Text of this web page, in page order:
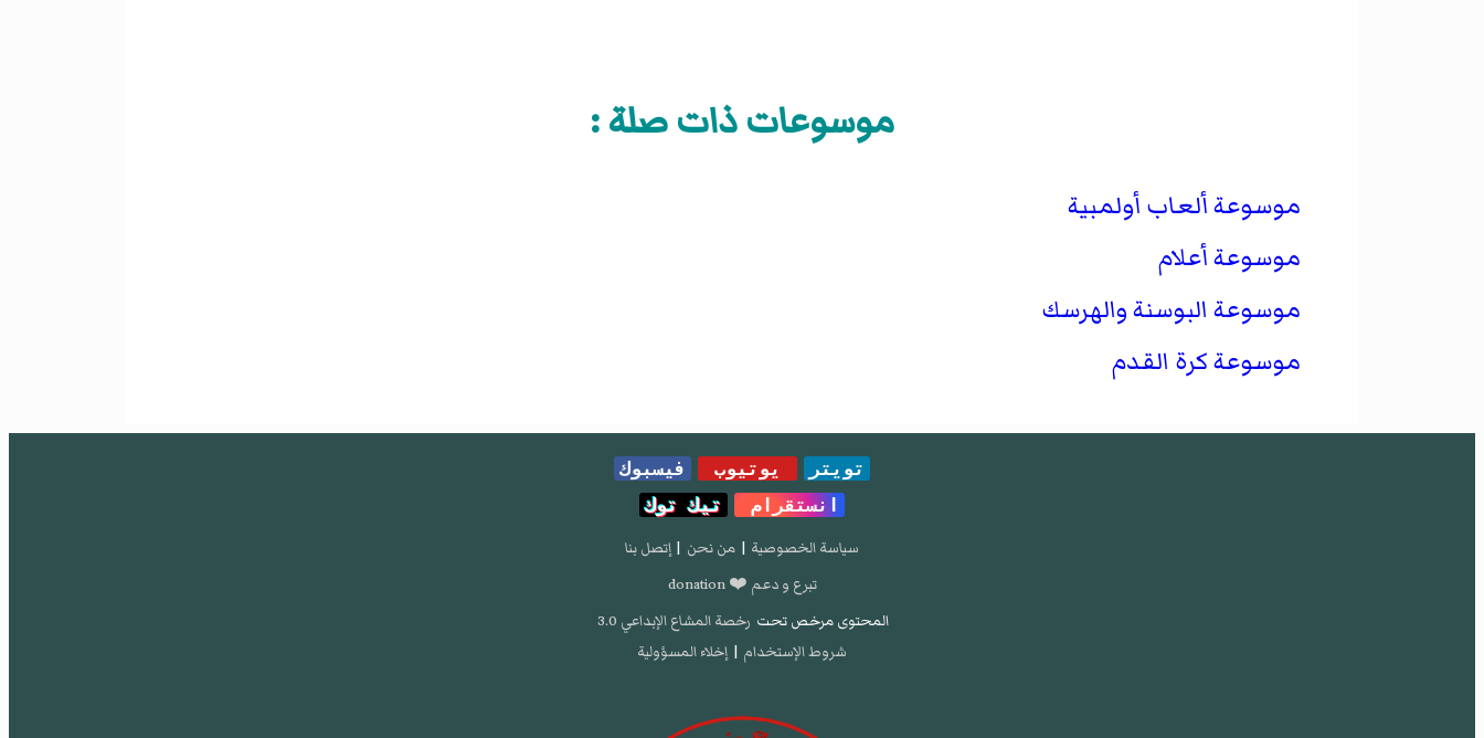
موسوعات ذات صلة :
موسوعة ألعاب أولمبية
موسوعة أعلام
موسوعة البوسنة والهرسك
موسوعة كرة القدم
تويتر يوتيوب
فيسبوك
انستقرام
تيك توك
سياسة الخصوصية | من نحن | إتصل بنا
تبرع و دعم ❤️ donation
المحتوى مرخص تحت رخصة المشاع الإبداعي 3.0
شروط الإستخدام | إخلاء المسؤولية